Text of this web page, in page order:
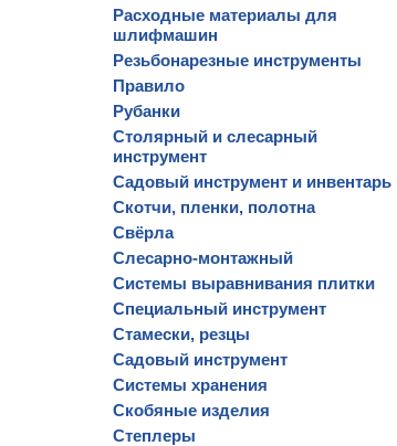
Расходные материалы для
шлифмашин
Резьбонарезные инструменты
Правило
Рубанки
Столярный и слесарный
инструмент
Садовый инструмент и инвентарь
Скотчи, пленки, полотна
Свёрла
Слесарно-монтажный
Системы выравнивания плитки
Специальный инструмент
Стамески, резцы
Садовый инструмент
Системы хранения
Скобяные изделия
Степлеры